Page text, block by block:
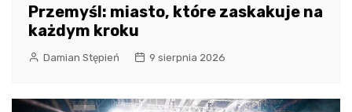
Przemyśl: miasto, które zaskakuje na
każdym kroku
Damian Stępień 9 sierpnia 2026